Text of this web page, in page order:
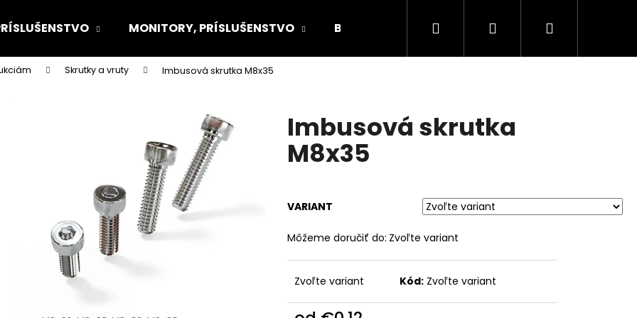
MONITORY, PRÍSLUŠENSTVO BUNKY, PRÍSLUŠENSTVO SOLÁRNE PANELY
Hľadať PrihlásenieNákupný
Skrutky a vruty Imbusová skrutka M8x35
Imbusová skrutka
M8x35
VARIANT
Môžeme doručiť do: Zvoľte variant
Zvoľte variant Kód: Zvoľte variant
Čo potrebujete nájsť?
HĽADAŤ
Odporúčame